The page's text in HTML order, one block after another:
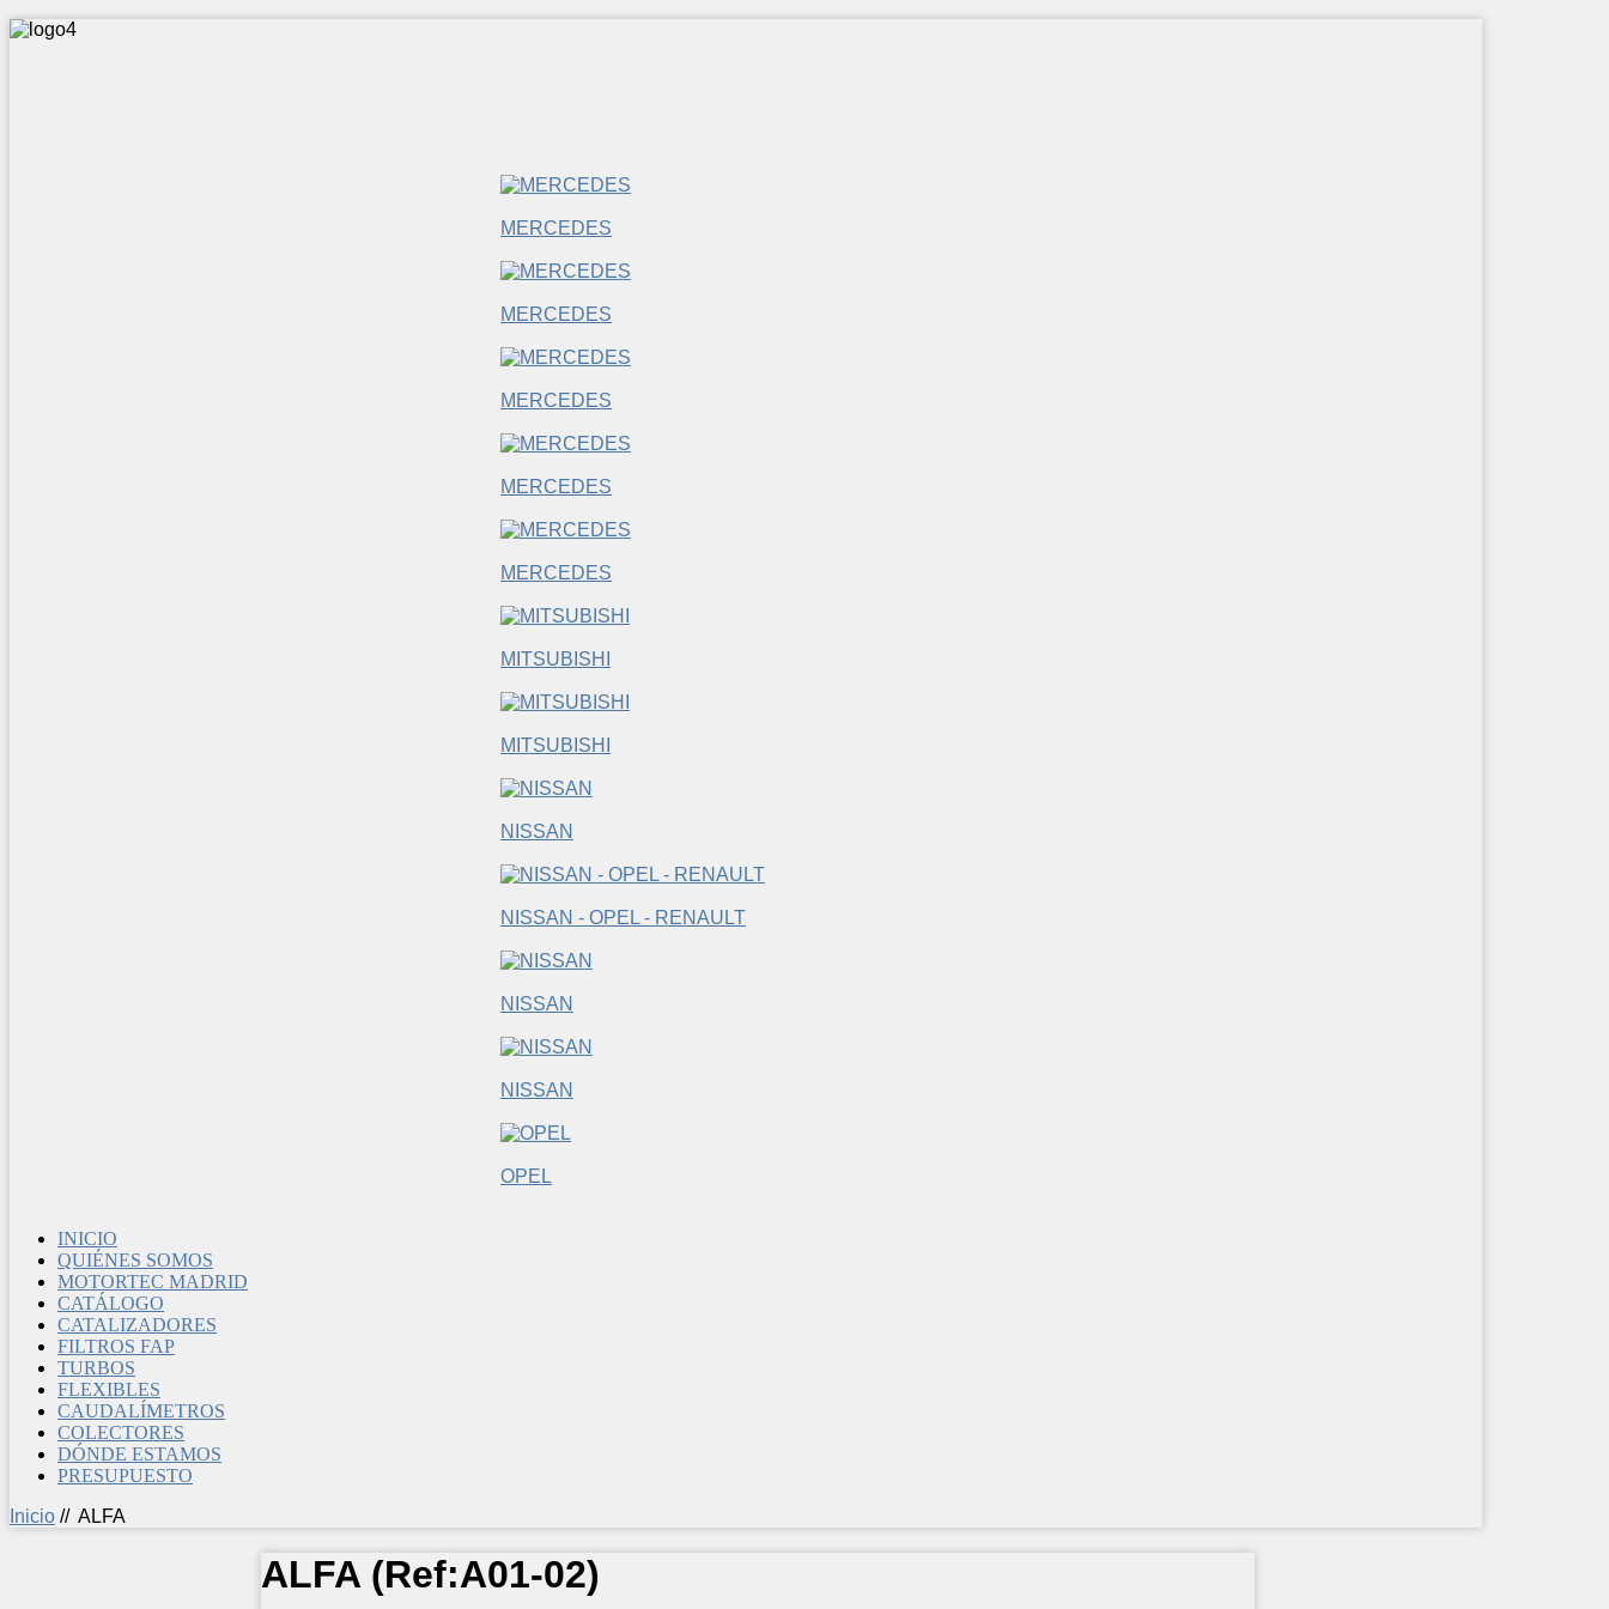
MERCEDES
MERCEDES
MERCEDES
MERCEDES
MERCEDES
MITSUBISHI
MITSUBISHI
NISSAN
NISSAN - OPEL - RENAULT
NISSAN
NISSAN
OPEL
INICIO
QUIÉNES SOMOS
MOTORTEC MADRID
CATÁLOGO
CATALIZADORES
FILTROS FAP
TURBOS
FLEXIBLES
CAUDALÍMETROS
COLECTORES
DÓNDE ESTAMOS
PRESUPUESTO
Inicio // ALFA
ALFA (Ref:A01-02)